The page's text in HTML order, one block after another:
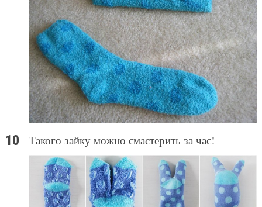
Такого зайку можно смастерить за час!